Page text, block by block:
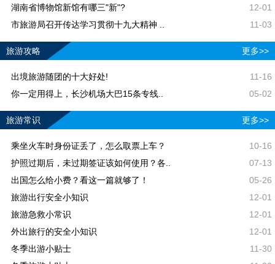
湖南省博物馆新馆有哪三"新"?
12-01
市旅游局召开传达学习贯彻十九大精神 ..
11-03
旅游攻略 更多>>
出境旅游随团的十大好处!
11-16
你一定用得上，长沙机场大巴15条专线..
05-02
旅游常识 更多>>
乘坐火车时身份证丢了，怎么取票上车？
10-16
护照过期后，未过期签证该如何使用？各..
07-13
出国怎么给小费？看这一篇就够了！
05-26
旅游出行安全小知识
12-01
旅游急救小常识
12-01
外出旅行的安全小知识
12-01
冬季出游小贴士
11-30